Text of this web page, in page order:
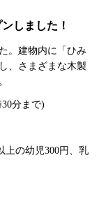
しました！
。建物内に「ひみ
、さまざまな木製
分まで)
上の幼児300円、乳